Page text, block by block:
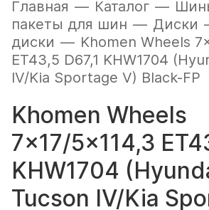
Главная — Каталог —
пакеты для шин — Диски
диски — Khomen Wheels
ET43,5 D67,1 KHW1704
IV/Kia Sportage V) Black-FP
Khomen Wheels
7x17/5x114,3
KHW1704
Tucson IV/Kia